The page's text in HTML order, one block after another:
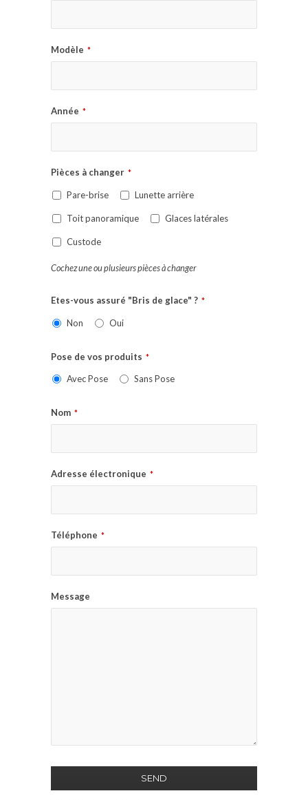
Modèle *
Année *
Pièces à changer *
Pare-brise Lunette arrière
Toit panoramique Glaces latérales
Custode
Cochez une ou plusieurs pièces à changer
Etes-vous assuré "Bris de glace" ? *
Non Oui
Pose de vos produits *
Avec Pose Sans Pose
Nom *
Adresse électronique *
Téléphone *
Message
SEND